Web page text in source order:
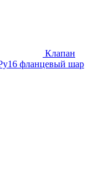
Клапан
фланцевый шар